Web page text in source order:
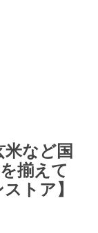
など国
揃えて
トア】